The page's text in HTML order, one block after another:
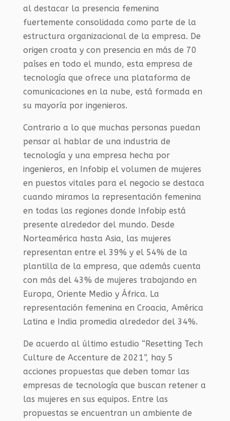
al destacar la presencia femenina
fuertemente consolidada como parte de la
estructura organizacional de la empresa. De
origen croata y con presencia en más de 70
países en todo el mundo, esta empresa de
tecnología que ofrece una plataforma de
comunicaciones en la nube, está formada en
su mayoría por ingenieros.
Contrario a lo que muchas personas puedan
pensar al hablar de una industria de
tecnología y una empresa hecha por
ingenieros, en Infobip el volumen de mujeres
en puestos vitales para el negocio se destaca
cuando miramos la representación femenina
en todas las regiones donde Infobip está
presente alrededor del mundo. Desde
Norteamérica hasta Asia, las mujeres
representan entre el 39% y el 54% de la
plantilla de la empresa, que además cuenta
con más del 43% de mujeres trabajando en
Europa, Oriente Medio y África. La
representación femenina en Croacia, América
Latina e India promedia alrededor del 34%.
De acuerdo al último estudio “Resetting Tech
Culture de Accenture de 2021”, hay 5
acciones propuestas que deben tomar las
empresas de tecnología que buscan retener a
las mujeres en sus equipos. Entre las
propuestas se encuentran un ambiente de